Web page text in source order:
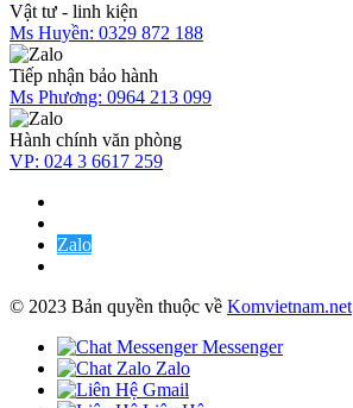
Vật tư - linh kiện
Ms Huyền: 0329 872 188
Tiếp nhận bảo hành
Ms Phương: 0964 213 099
Hành chính văn phòng
VP: 024 3 6617 259
Zalo
© 2023 Bản quyền thuộc về Komvietnam.net
Messenger
Zalo
Gmail